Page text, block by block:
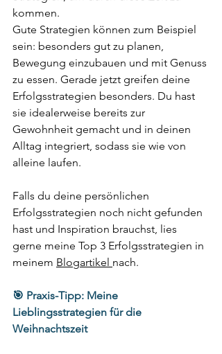
kommen.
Gute Strategien können zum Beispiel
sein: besonders gut zu planen,
Bewegung einzubauen und mit Genuss
zu essen. Gerade jetzt greifen deine
Erfolgsstrategien besonders. Du hast
sie idealerweise bereits zur
Gewohnheit gemacht und in deinen
Alltag integriert, sodass sie wie von
alleine laufen.
Falls du deine persönlichen
Erfolgsstrategien noch nicht gefunden
hast und Inspiration brauchst, lies
gerne meine Top 3 Erfolgsstrategien in
meinem Blogartikel nach.
🎯 Praxis-Tipp: Meine
Lieblingsstrategien für die
Weihnachtszeit